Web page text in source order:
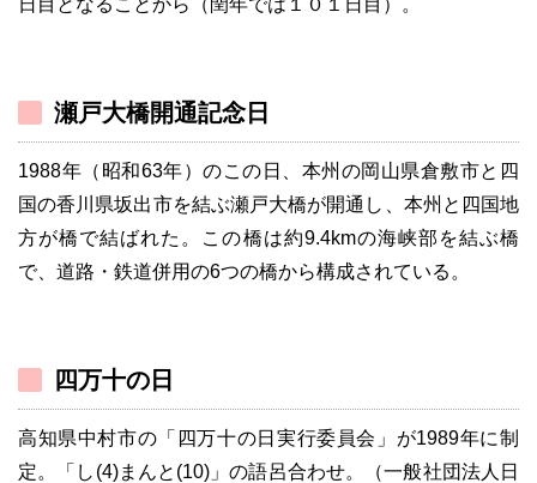
日目となることから（閏年では１０１日目）。
瀬戸大橋開通記念日
1988年（昭和63年）のこの日、本州の岡山県倉敷市と四
国の香川県坂出市を結ぶ瀬戸大橋が開通し、本州と四国地
方が橋で結ばれた。この橋は約9.4kmの海峡部を結ぶ橋
で、道路・鉄道併用の6つの橋から構成されている。
四万十の日
高知県中村市の「四万十の日実行委員会」が1989年に制
定。「し(4)まんと(10)」の語呂合わせ。（一般社団法人日